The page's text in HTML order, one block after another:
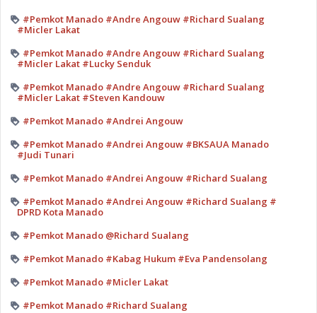
#Pemkot Manado #Andre Angouw #Richard Sualang
#Micler Lakat
#Pemkot Manado #Andre Angouw #Richard Sualang
#Micler Lakat #Lucky Senduk
#Pemkot Manado #Andre Angouw #Richard Sualang
#Micler Lakat #Steven Kandouw
#Pemkot Manado #Andrei Angouw
#Pemkot Manado #Andrei Angouw #BKSAUA Manado
#Judi Tunari
#Pemkot Manado #Andrei Angouw #Richard Sualang
#Pemkot Manado #Andrei Angouw #Richard Sualang #
DPRD Kota Manado
#Pemkot Manado @Richard Sualang
#Pemkot Manado #Kabag Hukum #Eva Pandensolang
#Pemkot Manado #Micler Lakat
#Pemkot Manado #Richard Sualang